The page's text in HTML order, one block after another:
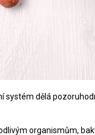
dělá
organismům,